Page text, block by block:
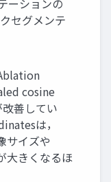
ーションの
セグメンテ
cosine
善してい
は，
サイズや
大きくなるほ